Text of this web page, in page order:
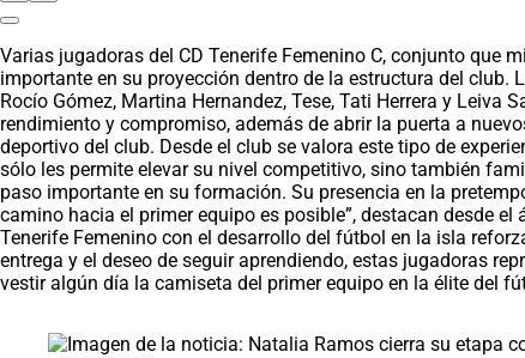
Varias jugadoras del CD Tenerife Femenino C, conjunto que
importante en su proyección dentro de la estructura del club.
Rocío Gómez, Martina Hernandez, Tese, Tati Herrera y
rendimiento y compromiso, además de abrir la puerta a
deportivo del club. Desde el club se valora este tipo de
sólo les permite elevar su nivel competitivo, sino también
paso importante en su formación. Su presencia en la
camino hacia el primer equipo es posible”, destacan desde
Tenerife Femenino con el desarrollo del fútbol en la isla
entrega y el deseo de seguir aprendiendo, estas jugadoras
vestir algún día la camiseta del primer equipo en la élite del